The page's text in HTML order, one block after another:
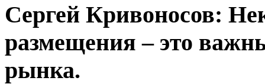
Сергей Кривоносов:
размещения – это
рынка.